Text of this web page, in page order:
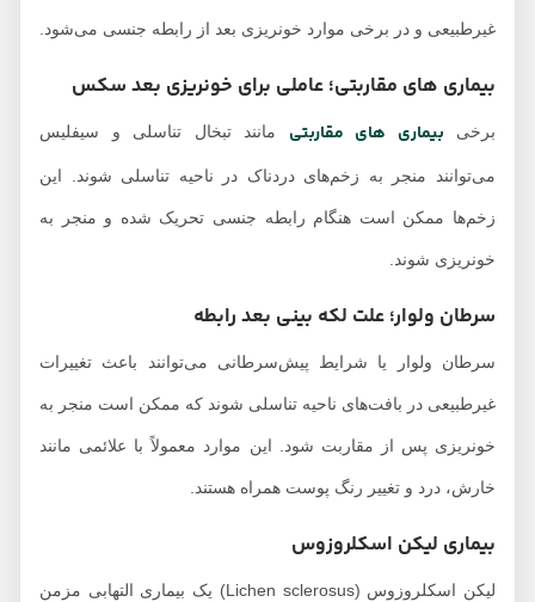
غیرطبیعی و در برخی موارد خونریزی بعد از رابطه جنسی می‌شود.
بیماری‌ های مقاربتی؛ عاملی برای خونریزی بعد سکس
برخیبیماری‌ های مقاربتیمانند تبخال تناسلی و سیفلیس
می‌توانند منجر به زخم‌های دردناک در ناحیه تناسلی شوند. این
زخم‌ها ممکن است هنگام رابطه جنسی تحریک شده و منجر به
خونریزی شوند.
سرطان ولوار؛ علت لکه بینی بعد رابطه
سرطان ولوار یا شرایط پیش‌سرطانی می‌توانند باعث تغییرات
غیرطبیعی در بافت‌های ناحیه تناسلی شوند که ممکن است منجر به
خونریزی پس از مقاربت شود. این موارد معمولاً با علائمی مانند
خارش، درد و تغییر رنگ پوست همراه هستند.
بیماری لیکن اسکلروزوس
لیکن اسکلروزوس (Lichen sclerosus) یک بیماری التهابی مزمن